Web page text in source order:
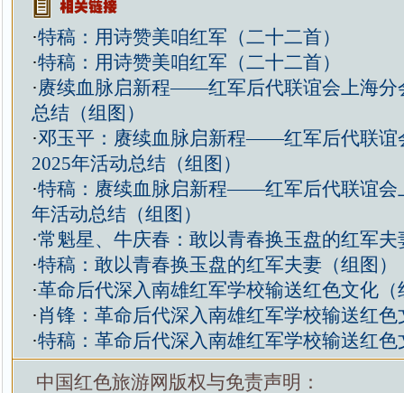
·特稿：用诗赞美咱红军（二十二首）
·特稿：用诗赞美咱红军（二十二首）
·赓续血脉启新程——红军后代联谊会上海分
总结（组图）
·邓玉平：赓续血脉启新程——红军后代联谊
2025年活动总结（组图）
·特稿：赓续血脉启新程——红军后代联谊会
年活动总结（组图）
·常魁星、牛庆春：敢以青春换玉盘的红军夫
·特稿：敢以青春换玉盘的红军夫妻（组图）
·革命后代深入南雄红军学校输送红色文化（
·肖锋：革命后代深入南雄红军学校输送红色
·特稿：革命后代深入南雄红军学校输送红色
中国红色旅游网版权与免责声明：